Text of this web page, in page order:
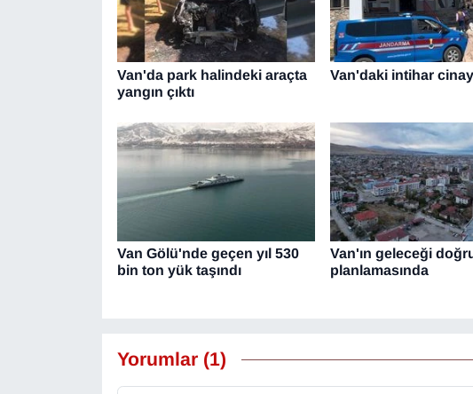
Van'da park halindeki araçta
yangın çıktı
Van'daki intihar
Van Gölü'nde geçen yıl 530
bin ton yük taşındı
Van'ın geleceği
planlamasında
Yorumlar (1)